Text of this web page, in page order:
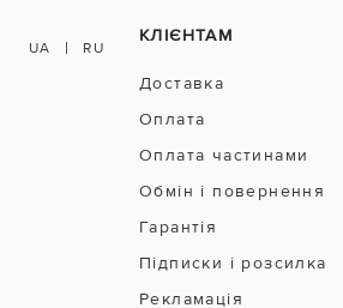
UA | RU
КЛІЄНТАМ
Доставка
Оплата
Оплата частинами
Обмін і повернення
Гарантія
Підписки і розсилка
Рекламація